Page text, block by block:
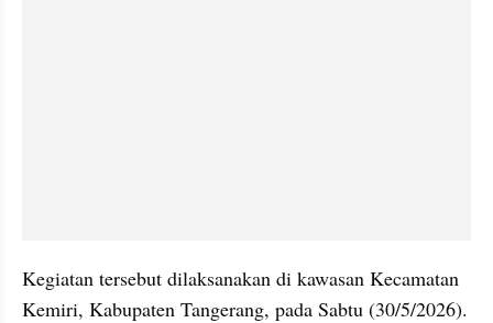
Kegiatan tersebut dilaksanakan di kawasan Kecamatan
Kemiri, Kabupaten Tangerang, pada Sabtu (30/5/2026).